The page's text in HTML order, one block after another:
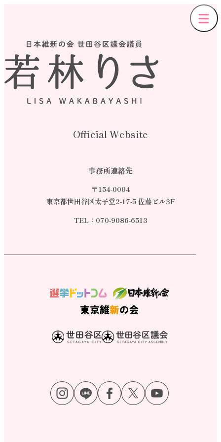
Official Website
事務所連絡先
〒154-0004
東京都世田谷区太子堂2-17-5 佐藤ビル3F
TEL： 070-9086-6513